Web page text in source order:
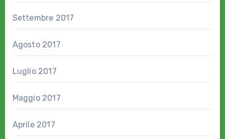
Settembre 2017
Agosto 2017
Luglio 2017
Maggio 2017
Aprile 2017